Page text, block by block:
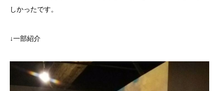
しかったです。
↓一部紹介